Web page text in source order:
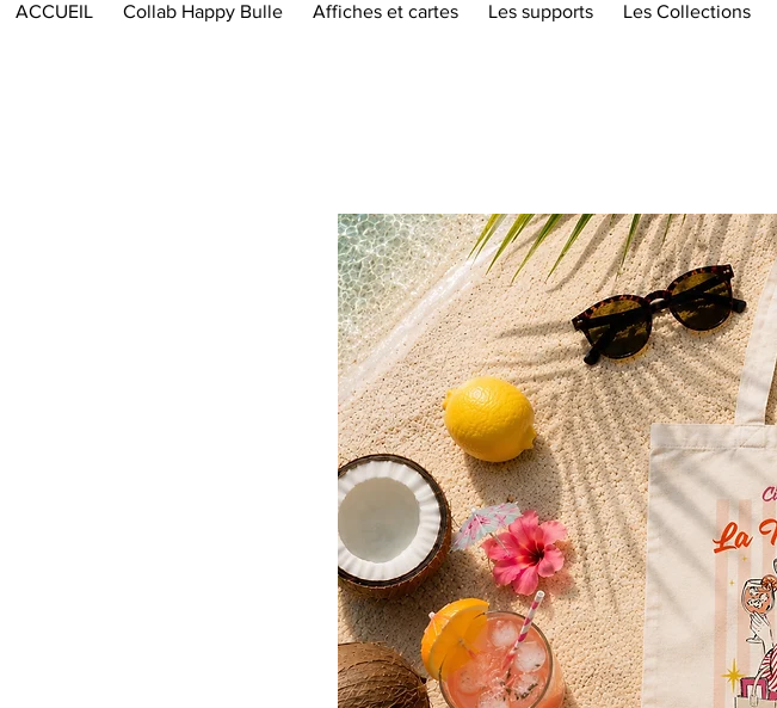
ACCUEIL Collab Happy Bulle Affiches et cartes Les supports Les Collections